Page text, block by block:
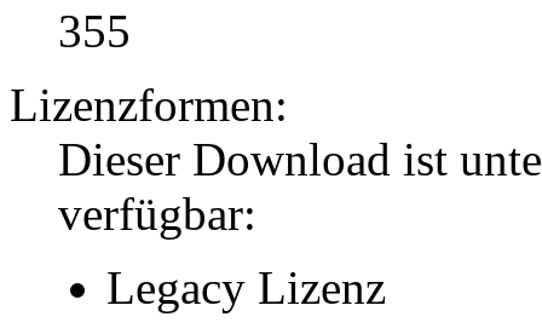
355
Lizenzformen:
Dieser Download ist
verfügbar:
Legacy Lizenz